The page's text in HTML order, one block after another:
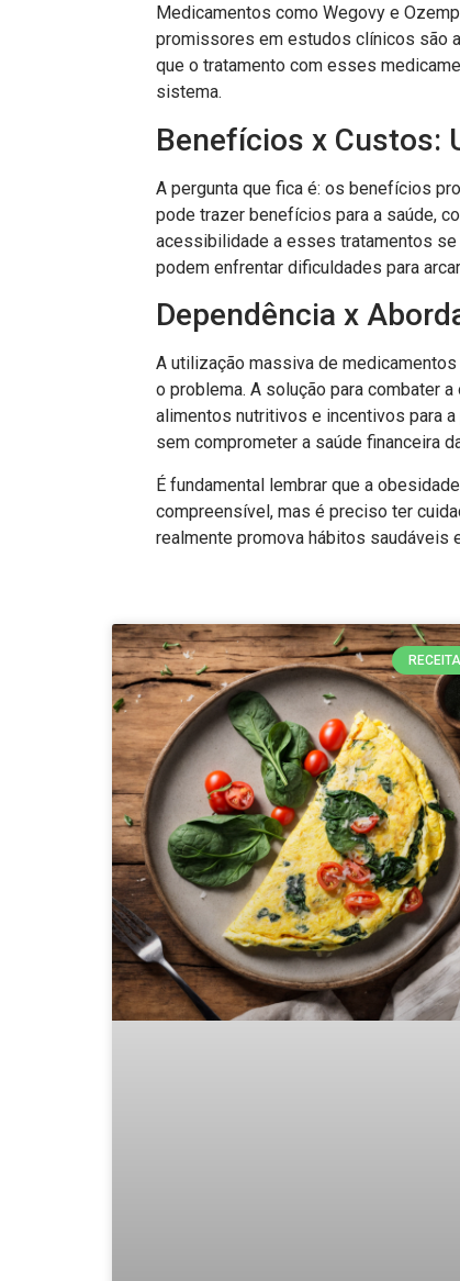
Medicamentos como Wegovy e
promissores em estudos clínicos são
que o tratamento com esses
sistema.
Benefícios x Custos:
A pergunta que fica é: os benefícios
pode trazer benefícios para a saúde,
acessibilidade a esses tratamentos
podem enfrentar dificuldades para
Dependência x
A utilização massiva de
o problema. A solução para combater
alimentos nutritivos e incentivos para
sem comprometer a saúde financeira
É fundamental lembrar que a
compreensível, mas é preciso ter
realmente promova hábitos saudáveis